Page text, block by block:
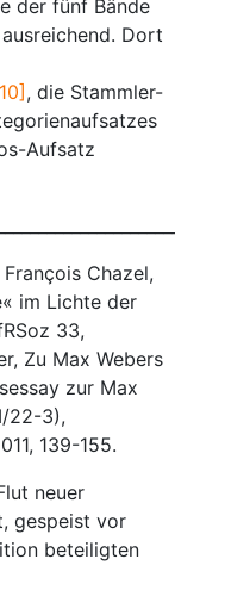
der fünf Bände
Dort
, die Stammler-
Aufsatz
Chazel,
im Lichte der
33,
Zu Max Webers
zur Max
22-3),
139-155.
neuer
gespeist vor
beteiligten